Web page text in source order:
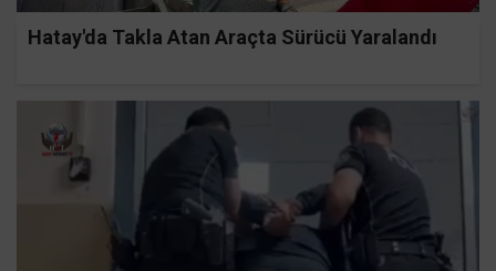
Hatay'da Takla Atan Araçta Sürücü Yaralandı